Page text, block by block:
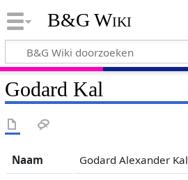
B&G Wiki
Godard Kal
Naam Godard Alexander Kal